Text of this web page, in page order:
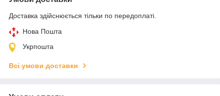
Доставка здійснюється тільки по передоплаті.
Нова Пошта
Укрпошта
Всі умови доставки